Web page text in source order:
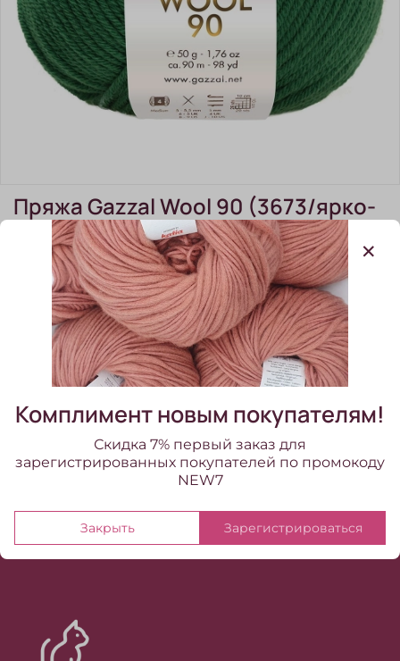
(0)
В наличии: 7 шт
Пряжа Gazzal Wool 90 (3673/ярко-
зеленый)
350.00 ₽
Пряжа Gazzal Wool 90 (3673/ярко-зеленый)
Комплимент новым покупателям!
Скидка 7% первый заказ для
зарегистрированных покупателей по промокоду
NEW7
Закрыть Зарегистрироваться